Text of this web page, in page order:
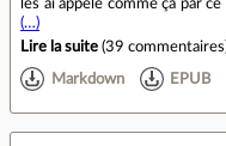
les ai appelé comme ça par
(…)
Lire la suite (39 commentaires
Markdown EPUB